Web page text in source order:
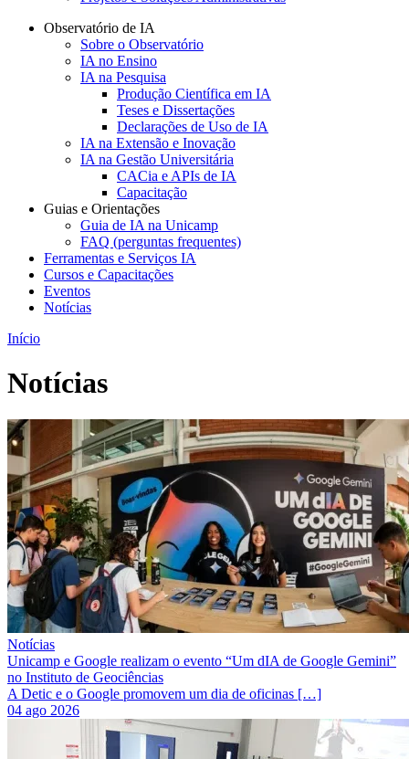
Observatório de IA
Sobre o Observatório
IA no Ensino
IA na Pesquisa
Produção Científica em IA
Teses e Dissertações
Declarações de Uso de IA
IA na Extensão e Inovação
IA na Gestão Universitária
CACia e APIs de IA
Capacitação
Guias e Orientações
Guia de IA na Unicamp
FAQ (perguntas frequentes)
Ferramentas e Serviços IA
Cursos e Capacitações
Eventos
Notícias
Início
Notícias
Notícias
Unicamp e Google realizam o evento “Um dIA de Google Gemini”
no Instituto de Geociências
A Detic e o Google promovem um dia de oficinas […]
04 ago 2026